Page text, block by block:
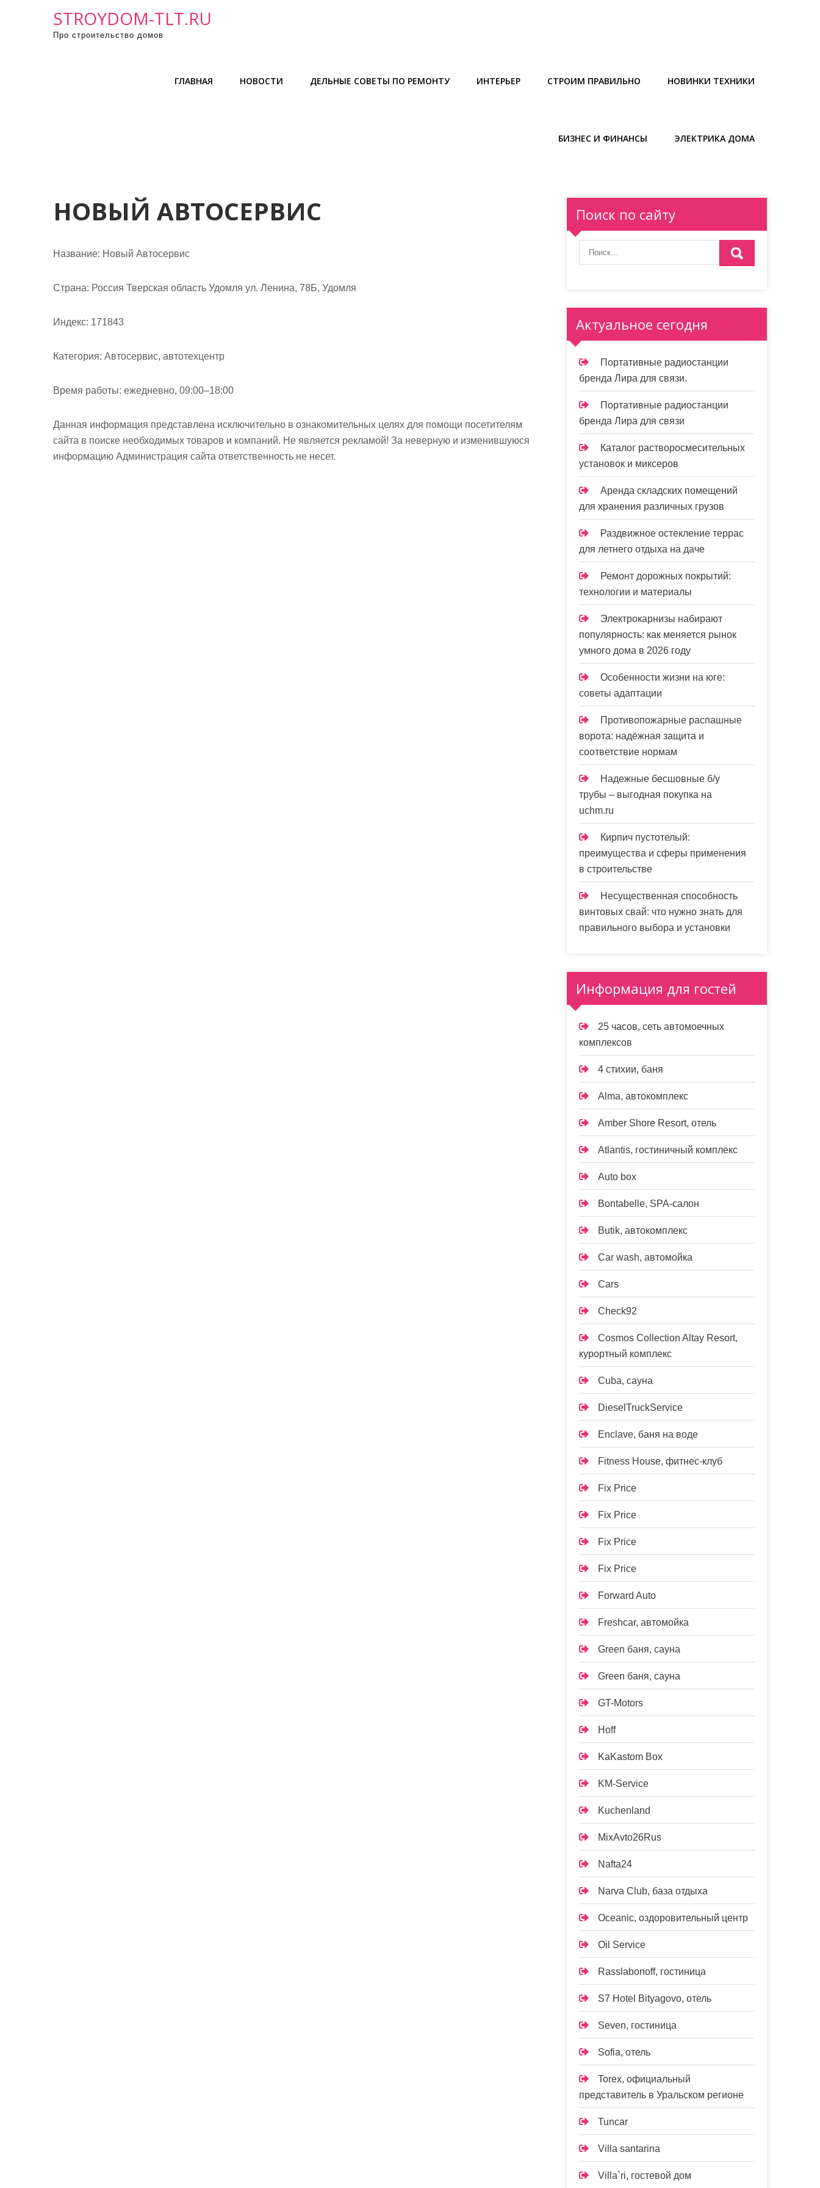
STROYDOM-TLT.RU
Про строительство домов
ГЛАВНАЯ НОВОСТИ ДЕЛЬНЫЕ СОВЕТЫ ПО РЕМОНТУ ИНТЕРЬЕР СТРОИМ ПРАВИЛЬНО НОВИНКИ ТЕХНИКИ
БИЗНЕС И ФИНАНСЫ ЭЛЕКТРИКА ДОМА
НОВЫЙ АВТОСЕРВИС
Название: Новый Автосервис
Страна: Россия Тверская область Удомля ул. Ленина, 78Б, Удомля
Индекс: 171843
Категория: Автосервис, автотехцентр
Время работы: ежедневно, 09:00–18:00
Данная информация представлена исключительно в ознакомительных целях для помощи посетителям
сайта в поиске необходимых товаров и компаний. Не является рекламой! За неверную и изменившуюся
информацию Администрация сайта ответственность не несет.
Поиск по сайту
Актуальное сегодня
Портативные радиостанции
бренда Лира для связи.
Портативные радиостанции
бренда Лира для связи
Каталог растворосмесительных
установок и миксеров
Аренда складских помещений
для хранения различных грузов
Раздвижное остекление террас
для летнего отдыха на даче
Ремонт дорожных покрытий:
технологии и материалы
Электрокарнизы набирают
популярность: как меняется рынок
умного дома в 2026 году
Особенности жизни на юге:
советы адаптации
Противопожарные распашные
ворота: надёжная защита и
соответствие нормам
Надежные бесшовные б/у
трубы – выгодная покупка на
uchm.ru
Кирпич пустотелый:
преимущества и сферы применения
в строительстве
Несущественная способность
винтовых свай: что нужно знать для
правильного выбора и установки
Информация для гостей
25 часов, сеть автомоечных
комплексов
4 стихии, баня
Alma, автокомплекс
Amber Shore Resort, отель
Atlantis, гостиничный комплекс
Auto box
Bontabelle, SPA-салон
Butik, автокомплекс
Car wash, автомойка
Cars
Check92
Cosmos Collection Altay Resort,
курортный комплекс
Cuba, сауна
DieselTruckService
Enclave, баня на воде
Fitness House, фитнес-клуб
Fix Price
Fix Price
Fix Price
Fix Price
Forward Auto
Freshcar, автомойка
Green баня, сауна
Green баня, сауна
GT-Motors
Hoff
KaKastom Box
KM-Service
Kuchenland
MixAvto26Rus
Nafta24
Narva Club, база отдыха
Oceanic, оздоровительный центр
Oil Service
Rasslabonoff, гостиница
S7 Hotel Bityagovo, отель
Seven, гостиница
Sofia, отель
Torex, официальный
представитель в Уральском регионе
Tuncar
Villa santarina
Villa`ri, гостевой дом